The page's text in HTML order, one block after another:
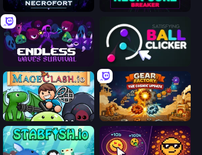
Necrofort Neon Core Breaker
Endless Waves Survival Satisfying Ball Clicker
Mageclash.io Gear Factory